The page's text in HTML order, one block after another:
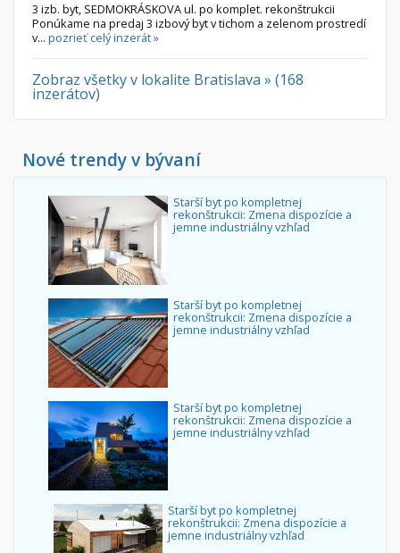
3 izb. byt, SEDMOKRÁSKOVA ul. po komplet. rekonštrukcii
Ponúkame na predaj 3 izbový byt v tichom a zelenom prostredí
v... pozrieť celý inzerát »
Zobraz všetky v lokalite Bratislava » (168
inzerátov)
Nové trendy v bývaní
Starší byt po kompletnej
rekonštrukcii: Zmena dispozície a
jemne industriálny vzhľad
Starší byt po kompletnej
rekonštrukcii: Zmena dispozície a
jemne industriálny vzhľad
Starší byt po kompletnej
rekonštrukcii: Zmena dispozície a
jemne industriálny vzhľad
Starší byt po kompletnej
rekonštrukcii: Zmena dispozície a
jemne industriálny vzhľad